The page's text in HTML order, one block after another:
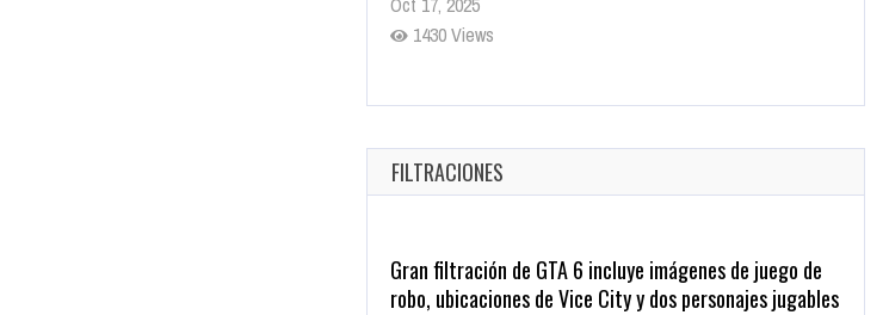
1430 Views
CRUNCHYROLL ANUNCIA FECHA DE ESTRENO EN CINES
Oct 7, 2025
1753 Views
FILTRACIONES
Gran filtración de GTA 6 incluye imágenes de juego de
robo, ubicaciones de Vice City y dos personajes jugables